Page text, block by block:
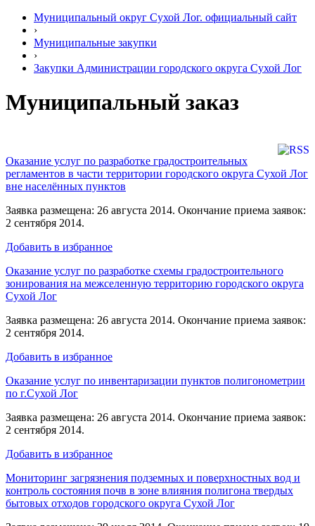
Муниципальный округ Сухой Лог. официальный сайт
›
Муниципальные закупки
›
Закупки Администрации городского округа Сухой Лог
Муниципальный заказ
Оказание услуг по разработке градостроительных
регламентов в части территории городского округа Сухой Лог
вне населённых пунктов
Заявка размещена: 26 августа 2014. Окончание приема заявок:
2 сентября 2014.
Добавить в избранное
Оказание услуг по разработке схемы градостроительного
зонирования на межселенную территорию городского округа
Сухой Лог
Заявка размещена: 26 августа 2014. Окончание приема заявок:
2 сентября 2014.
Добавить в избранное
Оказание услуг по инвентаризации пунктов полигонометрии
по г.Сухой Лог
Заявка размещена: 26 августа 2014. Окончание приема заявок:
2 сентября 2014.
Добавить в избранное
Мониторинг загрязнения подземных и поверхностных вод и
контроль состояния почв в зоне влияния полигона твердых
бытовых отходов городского округа Сухой Лог